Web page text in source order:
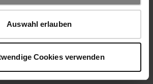
Auswahl erlauben
Cookies verwenden